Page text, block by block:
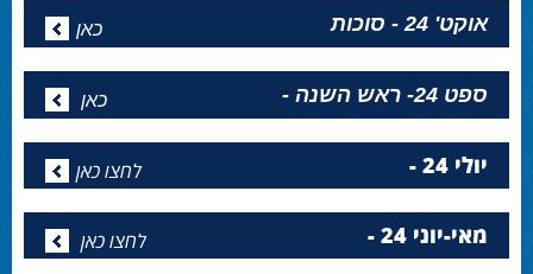
אוקט' 24 - סוכות כאן
ספט 24- ראש השנה - כאן
יולי 24 - לחצו כאן
מאי-יוני 24 - לחצו כאן